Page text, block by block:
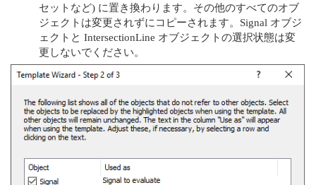
セットなど) に置き換わります。その他のすべてのオブ
ジェクトは変更されずにコピーされます。Signal オブジ
ェクトと IntersectionLine オブジェクトの選択状態は変
更しないでください。